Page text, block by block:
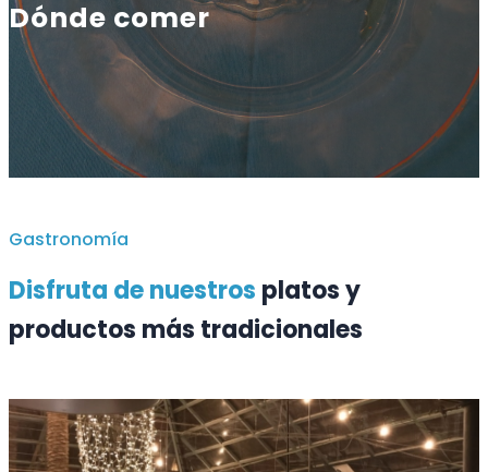
Dónde comer
Gastronomía
Disfruta de nuestros platos y
productos más tradicionales